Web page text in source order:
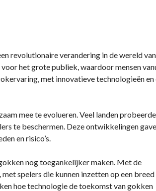
revolutionaire verandering in de wereld van
het grote publiek, waardoor mensen
met innovatieve technologieën en
mee te evolueren. Veel landen
te beschermen. Deze ontwikkelingen
en risico’s.
nog toegankelijker maken. Met de
spelers die kunnen inzetten op een breed
hoe technologie de toekomst van gokken